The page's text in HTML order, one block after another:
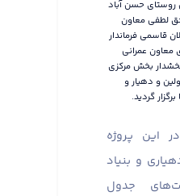
روستای حسن آباد
لطفی معاون
قاسمی فرماندار
معاون عمرانی
بخشدار بخش مرکزی
و دهیار و
گردید.
این پروژه
و بنیاد
جدول